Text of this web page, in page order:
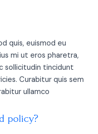
quis, euismod eu
mi ut eros pharetra,
sollicitudin tincidunt
Curabitur quis sem
ullamco
policy?